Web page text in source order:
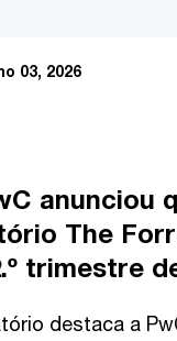
03, 2026
anunciou
The
trimestre
destaca a